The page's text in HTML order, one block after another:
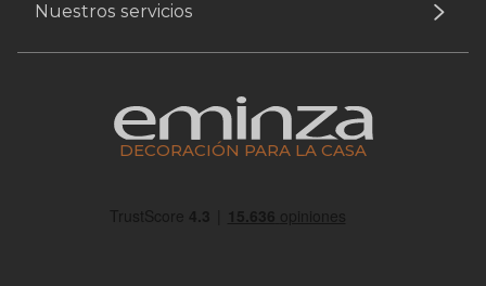
Nuestros servicios
DECORACIÓN PARA LA CASA